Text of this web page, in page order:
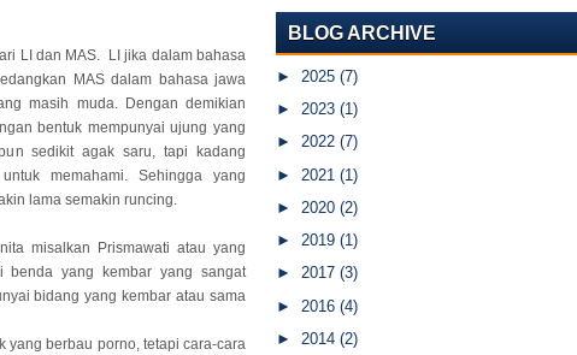
LI dan MAS. LI jika dalam bahasa
MAS dalam bahasa jawa
masih muda. Dengan demikian
bentuk mempunyai ujung yang
sedikit agak saru, tapi kadang
memahami. Sehingga yang
lama semakin runcing.
misalkan Prismawati atau yang
benda yang kembar yang sangat
bidang yang kembar atau sama
yang berbau porno, tetapi cara-cara
BLOG ARCHIVE
► 2025 (7)
► 2023 (1)
► 2022 (7)
► 2021 (1)
► 2020 (2)
► 2019 (1)
► 2017 (3)
► 2016 (4)
► 2014 (2)